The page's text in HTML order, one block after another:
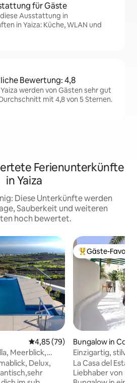
für Gäste
Ausstattung in
in Yaiza: Küche, WLAN und
Bewertung: 4,8
werden von Gästen sehr gut
mit 4,8 von 5 Sternen.
Ferienunterkünfte
in Yaiza
Diese Unterkünfte werden
Sauberkeit und weiteren
hoch bewertet.
Durchschnittliche Bewertung:
4,85 (79)
Meerblick,
Delux,
Beliebter Gäste-
Gäste-Favorit
Bungalow in
Einzigartig, stilvoll
nur für
La Casa del
Liebhaber von